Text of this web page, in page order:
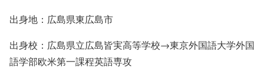
出身地：広島県東広島市
出身校：広島県立広島皆実高等学校→東京外国語大学外国
語学部欧米第一課程英語専攻